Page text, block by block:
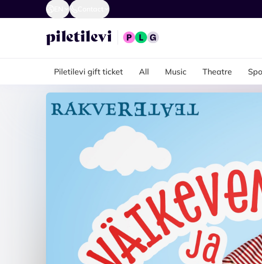
Piletilevi gift ticket All Music Theatre